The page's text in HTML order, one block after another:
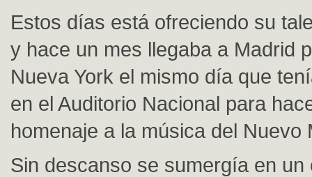
Estos días está ofreciendo su
y hace un mes llegaba a Madrid
Nueva York el mismo día que
en el Auditorio Nacional para
homenaje a la música del Nuevo
Sin descanso se sumergía en un